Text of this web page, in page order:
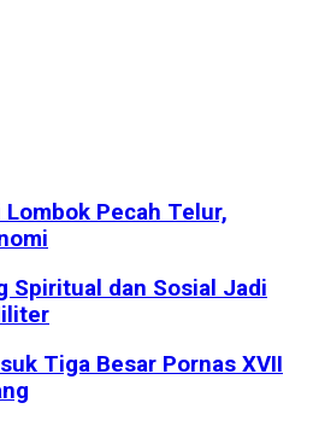
Pecah Telur,
Spiritual dan Sosial Jadi
Tiga Besar Pornas XVII